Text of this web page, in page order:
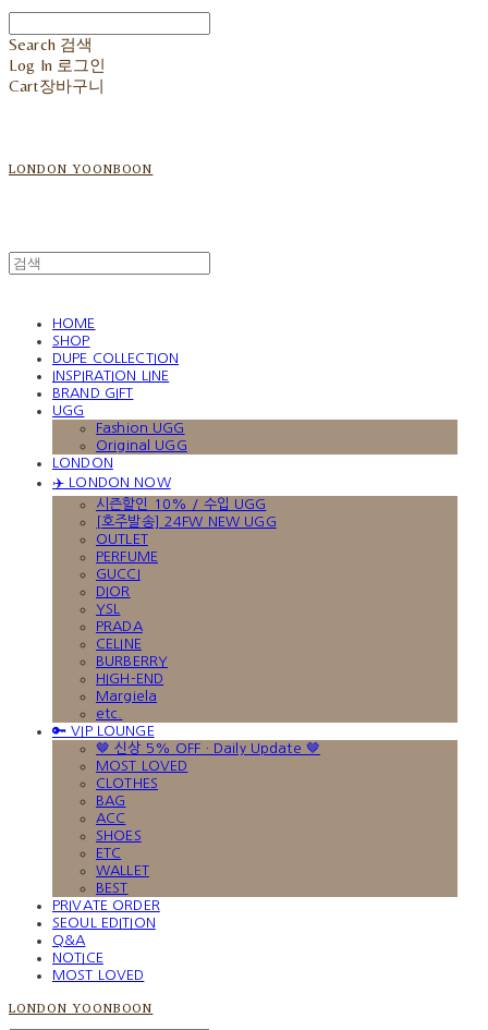
Search 검색
Log In 로그인
Cart장바구니
LONDON YOONBOON
HOME
SHOP
DUPE COLLECTION
INSPIRATION LINE
BRAND GIFT
UGG
Fashion UGG
Original UGG
LONDON
✈️ LONDON NOW
시즌할인 10% / 수입 UGG
[호주발송] 24FW NEW UGG
OUTLET
PERFUME
GUCCI
DIOR
YSL
PRADA
CELINE
BURBERRY
HIGH-END
Margiela
etc.
🔑 VIP LOUNGE
🤎 신상 5% OFF · Daily Update 🤎
MOST LOVED
CLOTHES
BAG
ACC
SHOES
ETC
WALLET
BEST
PRIVATE ORDER
SEOUL EDITION
Q&A
NOTICE
MOST LOVED
LONDON YOONBOON